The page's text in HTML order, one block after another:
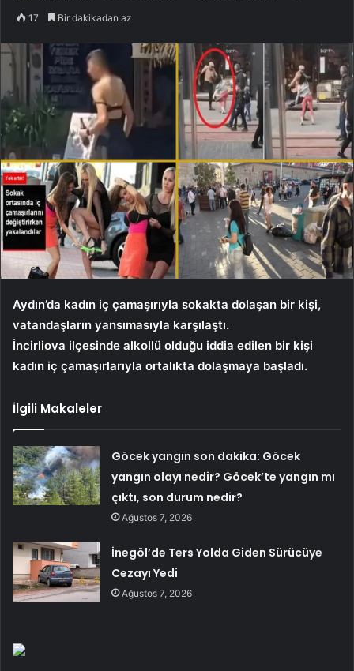
17 Bir dakikadan az
Aydın’da kadın iç çamaşırıyla sokakta dolaşan bir kişi,
vatandaşların yansımasıyla karşılaştı.
İncirliova ilçesinde alkollü olduğu iddia edilen bir kişi
kadın iç çamaşırlarıyla ortalıkta dolaşmaya başladı.
İlgili Makaleler
Göcek yangın son dakika: Göcek
yangın olayı nedir? Göcek’te yangın mı
çıktı, son durum nedir?
Ağustos 7, 2026
İnegöl’de Ters Yolda Giden Sürücüye
Cezayı Yedi
Ağustos 7, 2026